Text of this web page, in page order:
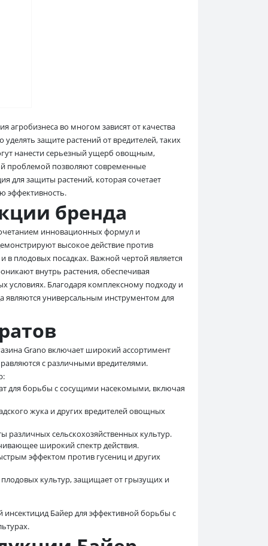
агробизнеса во многом зависят от качества
защите растений от вредителей, таких
нанести серьезный ущерб овощным,
проблемой позволяют современные
для защиты растений, которая сочетает
эффективность.
бренда
инновационных формул и
высокое действие против
плодовых посадках. Важной чертой является
внутрь растения, обеспечивая
Благодаря комплексному подходу и
универсальным инструментом для
Grano включает широкий ассортимент
с различными вредителями.
для борьбы с сосущими насекомыми, включая
жука и других вредителей овощных
различных сельскохозяйственных культур.
широкий спектр действия.
эффектом против гусениц и других
культур, защищает от грызущих и
Байер для эффективной борьбы с